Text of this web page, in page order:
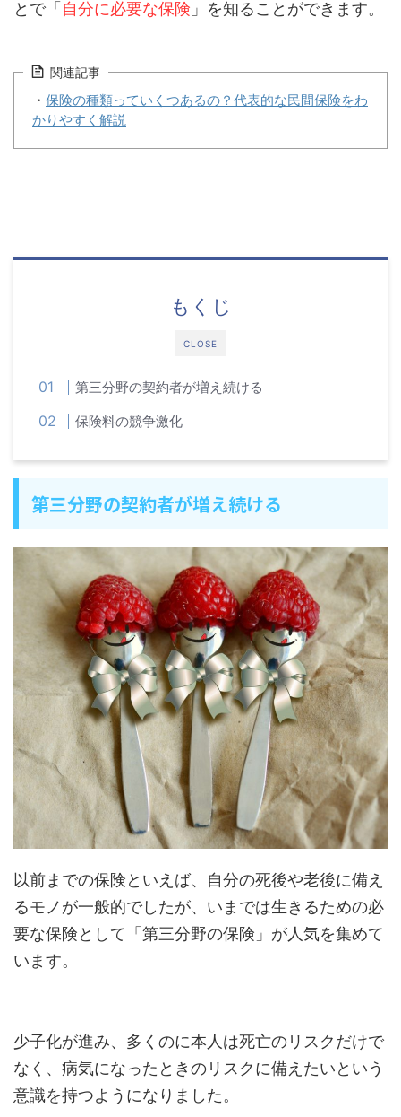
とで「 自分に必要な保険 」を知ることができます。
関連記事
・ 保険の種類っていくつあるの？代表的な民間保険をわ
かりやすく解説
CLOSE
もくじ
第三分野の契約者が増え続ける
保険料の競争激化
第三分野の契約者が増え続ける
以前までの保険といえば、自分の死後や老後に備え
るモノが一般的でしたが、いまでは生きるための必
要な保険として「第三分野の保険」が人気を集めて
います。
少子化が進み、多くのに本人は死亡のリスクだけで
なく、病気になったときのリスクに備えたいという
意識を持つようになりました。